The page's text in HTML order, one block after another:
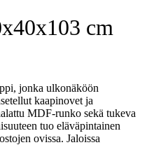
cm
jonka ulkonäköön
kaapinovet ja
MDF-runko sekä tukeva
tuo eläväpintainen
ovissa. Jaloissa